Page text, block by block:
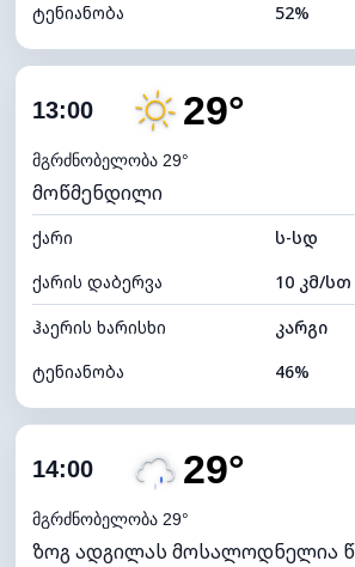
ტენიანობა
52%
ღრუბლიანობა
ნამის წერტილი
ხილვადობა
განათების ინდექსი 4
ღრუბლის სიმაღლე 4960 მ
13:00 29°
მგრძნობელობა 29°
მოწმენდილი
ქარი
ს-სდ
ქარის დაბერვა
10 კმ/სთ
ჰაერის ხარისხი
კარგი
ტენიანობა
46%
ღრუბლიანობა
ნამის წერტილი
ხილვადობა
10 კმ
14:00 29°
მგრძნობელობა 29°
ზოგ ადგილას მოსალოდნელია